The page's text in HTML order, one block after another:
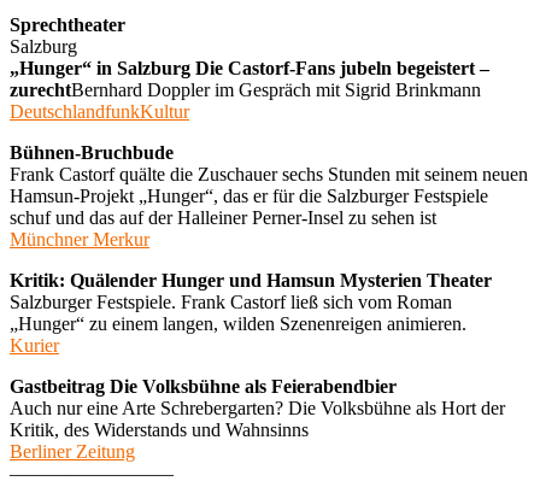
Sprechtheater
Salzburg
„Hunger“ in Salzburg Die Castorf-Fans jubeln begeistert –
zurechtBernhard Doppler im Gespräch mit Sigrid Brinkmann
DeutschlandfunkKultur
Bühnen-Bruchbude
Frank Castorf quälte die Zuschauer sechs Stunden mit seinem neuen
Hamsun-Projekt „Hunger“, das er für die Salzburger Festspiele
schuf und das auf der Halleiner Perner-Insel zu sehen ist
Münchner Merkur
Kritik: Quälender Hunger und Hamsun Mysterien Theater
Salzburger Festspiele. Frank Castorf ließ sich vom Roman
„Hunger“ zu einem langen, wilden Szenenreigen animieren.
Kurier
Gastbeitrag Die Volksbühne als Feierabendbier
Auch nur eine Arte Schrebergarten? Die Volksbühne als Hort der
Kritik, des Widerstands und Wahnsinns
Berliner Zeitung
————————–